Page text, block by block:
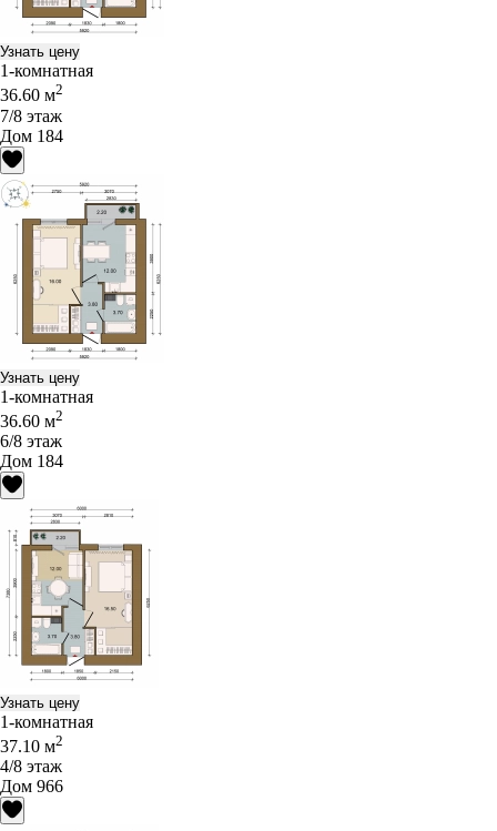
Узнать цену
1-комнатная
36.60 м2
7/8 этаж
Дом 184
Узнать цену
1-комнатная
36.60 м2
6/8 этаж
Дом 184
Узнать цену
1-комнатная
37.10 м2
4/8 этаж
Дом 966